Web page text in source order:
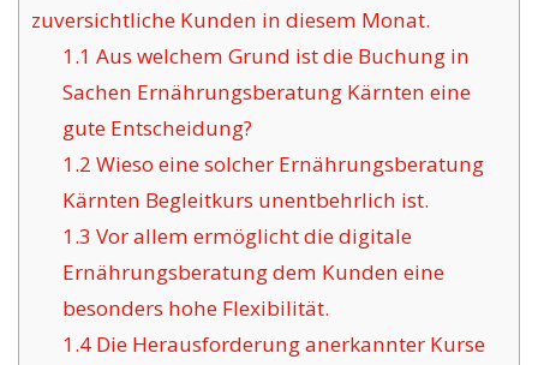
zuversichtliche Kunden in diesem Monat.
1.1 Aus welchem Grund ist die Buchung in
Sachen Ernährungsberatung Kärnten eine
gute Entscheidung?
1.2 Wieso eine solcher Ernährungsberatung
Kärnten Begleitkurs unentbehrlich ist.
1.3 Vor allem ermöglicht die digitale
Ernährungsberatung dem Kunden eine
besonders hohe Flexibilität.
1.4Die Herausforderung anerkannter Kurse